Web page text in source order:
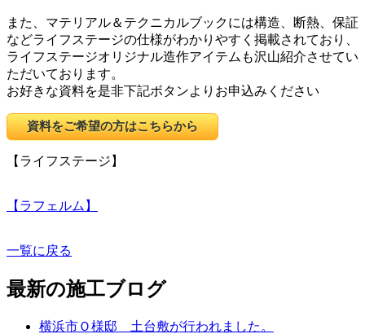
また、マテリアル＆テクニカルブックには構造、断熱、保証
などライフステージの仕様がわかりやすく掲載されており、
ライフステージオリジナル造作アイテムも沢山紹介させてい
ただいております。
お好きな資料を是非下記ボタンよりお申込みください
資料をご希望の方はこちらから
【ライフステージ】
【ラフェルム】
一覧に戻る
最新の施工ブログ
横浜市Ｏ様邸 土台敷が行われました。